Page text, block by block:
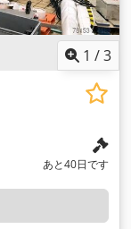
1 /3
あと40日です